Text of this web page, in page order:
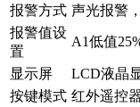
报警方式 声光报警
报警值设
置
A1低值
显示屏
LCD液晶
按键模式 红外遥控